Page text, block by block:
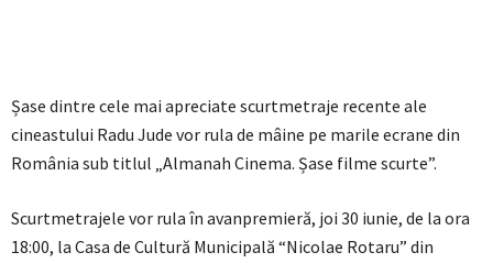
Șase dintre cele mai apreciate scurtmetraje recente ale
cineastului Radu Jude vor rula de mâine pe marile ecrane din
România sub titlul „Almanah Cinema. Șase filme scurte”.
Scurtmetrajele vor rula în avanpremieră, joi 30 iunie, de la ora
18:00, la Casa de Cultură Municipală “Nicolae Rotaru” din